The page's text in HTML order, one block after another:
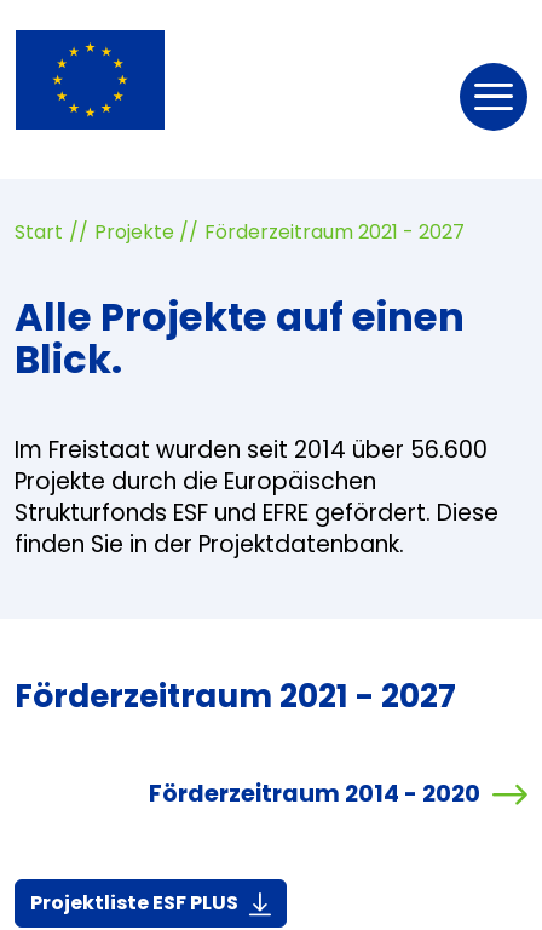
Start Projekte Förderzeitraum 2021 - 2027
Alle Projekte auf einen
Blick.
Im Freistaat wurden seit 2014 über 56.600
Projekte durch die Europäischen
Strukturfonds ESF und EFRE gefördert. Diese
finden Sie in der Projektdatenbank.
Förderzeitraum 2021 - 2027
Förderzeitraum 2014 - 2020
Projektliste ESF PLUS (916,7 KiB)